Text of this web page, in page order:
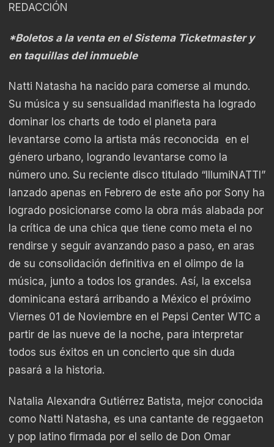
REDACCIÓN
*Boletos a la venta en el Sistema Ticketmaster y
en taquillas del inmueble
Natti Natasha ha nacido para comerse al mundo.
Su música y su sensualidad manifiesta ha logrado
dominar los charts de todo el planeta para
levantarse como la artista más reconocida en el
género urbano, logrando levantarse como la
número uno. Su reciente disco titulado “IllumiNATTI”
lanzado apenas en Febrero de este año por Sony ha
logrado posicionarse como la obra más alabada por
la crítica de una chica que tiene como meta el no
rendirse y seguir avanzando paso a paso, en aras
de su consolidación definitiva en el olimpo de la
música, junto a todos los grandes. Así, la excelsa
dominicana estará arribando a México el próximo
Viernes 01 de Noviembre en el Pepsi Center WTC a
partir de las nueve de la noche, para interpretar
todos sus éxitos en un concierto que sin duda
pasará a la historia.
Natalia Alexandra Gutiérrez Batista, mejor conocida
como Natti Natasha, es una cantante de reggaeton
y pop latino firmada por el sello de Don Omar